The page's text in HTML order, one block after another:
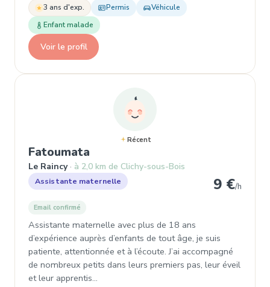
3 ans d'exp. Permis
Véhicule
Enfant malade
Voir le profil
Récent
Fatoumata
Le Raincy à 2,0 km de Clichy-sous-Bois
Assistante maternelle 9 €/h
Email confirmé
Assistante maternelle avec plus de 18 ans
d’expérience auprès d’enfants de tout âge, je suis
patiente, attentionnée et à l’écoute. J’ai accompagné
de nombreux petits dans leurs premiers pas, leur éveil
et leur apprentis…